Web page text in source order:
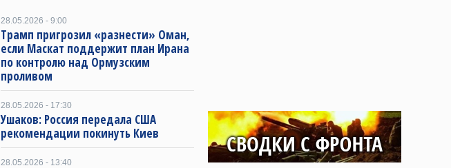
28.05.2026 - 9:00
Трамп пригрозил «разнести» Оман,
если Маскат поддержит план Ирана
по контролю над Ормузским
проливом
28.05.2026 - 17:30
Ушаков: Россия передала США
рекомендации покинуть Киев
28.05.2026 - 13:40